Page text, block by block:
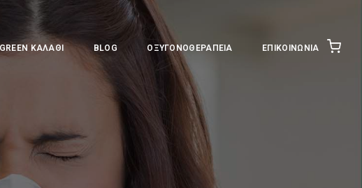
GREEN ΚΑΛΆΘΙ BLOG ΟΞΥΓΟΝΟΘΕΡΑΠΕΊΑ ΕΠΙΚΟΙΝΩΝΊΑ